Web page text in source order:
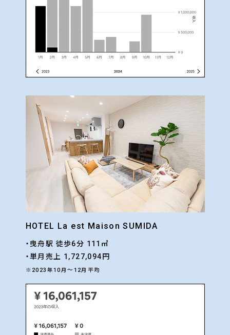
HOTEL La est Maison SUMIDA
・曳舟駅 徒歩6分 111㎡
・単月売上 1,727,094円
※2023年10月〜12月平均